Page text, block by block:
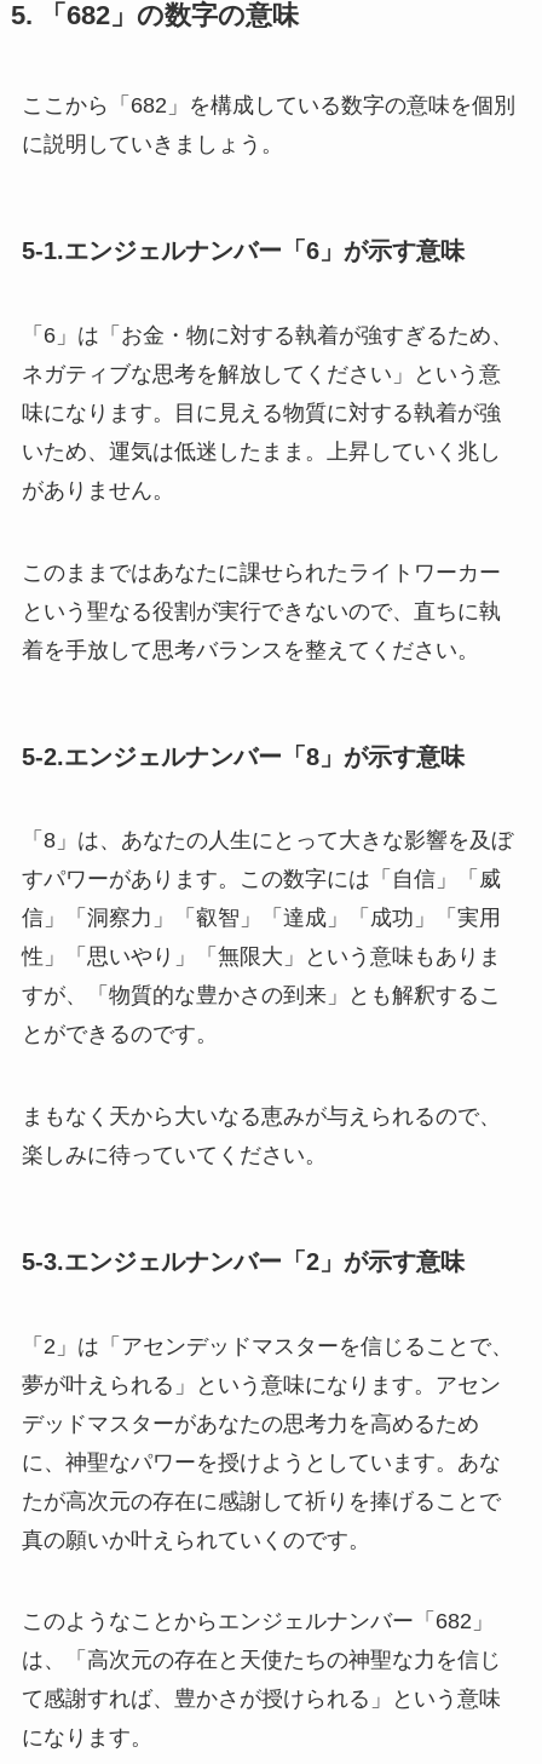
5. 「682」の数字の意味
ここから「682」を構成している数字の意味を個別
に説明していきましょう。
5-1.エンジェルナンバー「6」が示す意味
「6」は「お金・物に対する執着が強すぎるため、
ネガティブな思考を解放してください」という意
味になります。目に見える物質に対する執着が強
いため、運気は低迷したまま。上昇していく兆し
がありません。
このままではあなたに課せられたライトワーカー
という聖なる役割が実行できないので、直ちに執
着を手放して思考バランスを整えてください。
5-2.エンジェルナンバー「8」が示す意味
「8」は、あなたの人生にとって大きな影響を及ぼ
すパワーがあります。この数字には「自信」「威
信」「洞察力」「叡智」「達成」「成功」「実用
性」「思いやり」「無限大」という意味もありま
すが、「物質的な豊かさの到来」とも解釈するこ
とができるのです。
まもなく天から大いなる恵みが与えられるので、
楽しみに待っていてください。
5-3.エンジェルナンバー「2」が示す意味
「2」は「アセンデッドマスターを信じることで、
夢が叶えられる」という意味になります。アセン
デッドマスターがあなたの思考力を高めるため
に、神聖なパワーを授けようとしています。あな
たが高次元の存在に感謝して祈りを捧げることで
真の願いか叶えられていくのです。
このようなことからエンジェルナンバー「682」
は、「高次元の存在と天使たちの神聖な力を信じ
て感謝すれば、豊かさが授けられる」という意味
になります。